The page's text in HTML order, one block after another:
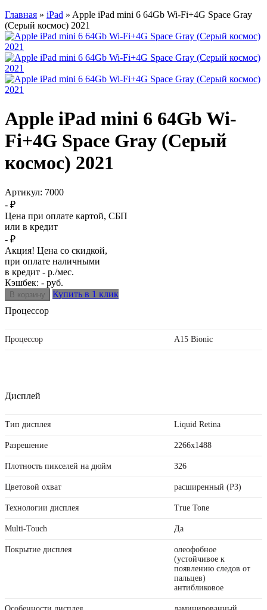
Главная » iPad » Apple iPad mini 6 64Gb Wi-Fi+4G Space Gray
(Серый космос) 2021
Apple iPad mini 6 64Gb Wi-
Fi+4G Space Gray (Серый
космос) 2021
Артикул: 7000
- ₽
Цена при оплате картой, СБП
или в кредит
- ₽
Акция! Цена со скидкой,
при оплате наличными
в кредит - р./мес.
Кэшбек: - руб.
Купить в 1 клик
Процессор
Процессор A15 Bionic
Дисплей
Тип дисплея Liquid Retina
Разрешение 2266x1488
Плотность пикселей на дюйм 326
Цветовой охват расширенный (P3)
Технологии дисплея True Tone
Multi-Touch Да
Покрытие дисплея
олеофобное
(устойчивое к
появлению следов от
пальцев)
антибликовое